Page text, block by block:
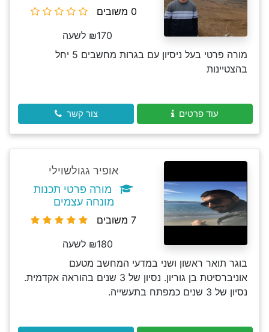
0 משובים
₪170 לשעה
מורה פרטי בעל ניסיון עם בגרות מחשבים 5 יחל
בהצטיינות
עוד פרטים צור קשר
אופיר גגולשוילי
מורה פרטי תכנות
מונחה עצמים
7 משובים
₪180 לשעה
בוגר תואר ראשון ושני במדעי המחשב מטעם
אוניברסיטת בן גוריון. נסיון של 3 שנים בהוראה אקדמית.
נסיון של 3 שנים כמפתח בתעשייה.